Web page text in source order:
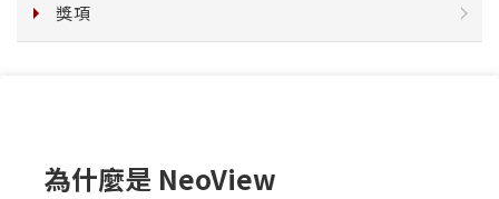
獎項
為什麼是 NeoView